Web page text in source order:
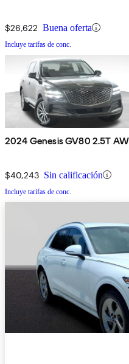
$26,622 Buena oferta
Incluye tarifas de conc.
2024 Genesis GV80 2.5T
$40,243 Sin calificación
Incluye tarifas de conc.